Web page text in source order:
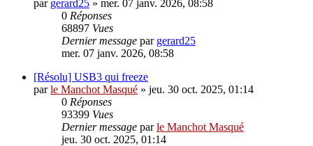
par gerard25 » mer. 07 janv. 2026, 08:58
0 Réponses
68897 Vues
Dernier message par gerard25
mer. 07 janv. 2026, 08:58
[Résolu] USB3 qui freeze
parle Manchot Masqué » jeu. 30 oct. 2025, 01:14
0 Réponses
93399 Vues
Dernier message parle Manchot Masqué
jeu. 30 oct. 2025, 01:14